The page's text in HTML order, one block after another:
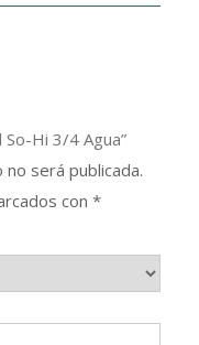
Hi 3/4 Agua”
será publicada.
con *